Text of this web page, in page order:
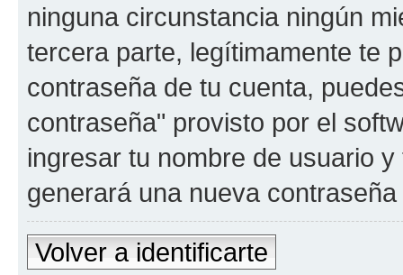
ninguna circunstancia ningún
tercera parte, legítimamente te
contraseña de tu cuenta,
contraseña" provisto por el
ingresar tu nombre de usuario
generará una nueva
Volver a identificarte